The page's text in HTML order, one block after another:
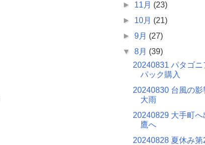
► 11月 (23)
► 10月 (21)
►9月 (27)
▼8月 (39)
20240831 パタゴ
パック購入
20240830 台風の
大雨
20240829 大手町
鷹へ
20240828 夏休み第